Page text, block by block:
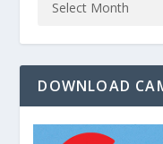
DOWNLOAD